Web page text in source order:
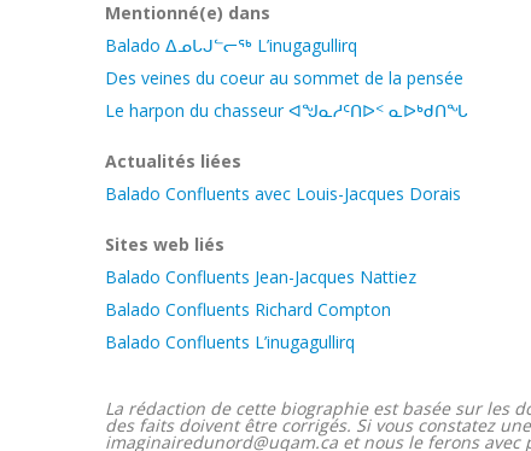
Mentionné(e) dans
Balado ᐃᓄᒐᒍᓪᓕᖅ L’inugagullirq
Des veines du coeur au sommet de la pensée
Le harpon du chasseur ᐊᖑᓇᓱᑦᑎᐅᑉ ᓇᐅᒃᑯᑎᖓ
Actualités liées
Balado Confluents avec Louis-Jacques Dorais
Sites web liés
Balado Confluents Jean-Jacques Nattiez
Balado Confluents Richard Compton
Balado Confluents L’inugagullirq
La rédaction de cette biographie est basée sur les
des faits doivent être corrigés. Si vous constatez
imaginairedunord@uqam.ca et nous le ferons